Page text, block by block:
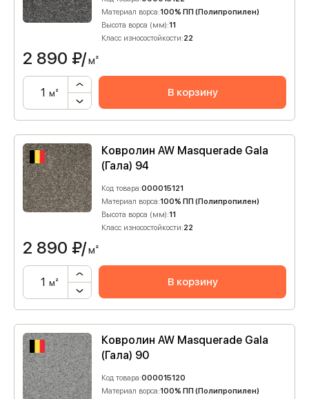
Материал ворса:100% ПП (Полипропилен)
Высота ворса (мм):11
Класс износостойкости:22
2 890 ₽/м²
м² В корзину
Ковролин AW Masquerade Gala
(Гала) 94
Код товара:000015121
Материал ворса:100% ПП (Полипропилен)
Высота ворса (мм):11
Класс износостойкости:22
2 890 ₽/м²
м² В корзину
Ковролин AW Masquerade Gala
(Гала) 90
Код товара:000015120
Материал ворса:100% ПП (Полипропилен)